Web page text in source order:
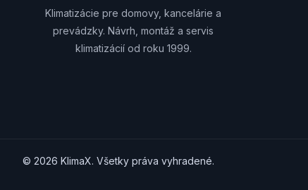
Klimatizácie pre domovy, kancelárie a
prevádzky. Návrh, montáž a servis
klimatizácií od roku 1999.
© 2026 KlimaX. Všetky práva vyhradené.